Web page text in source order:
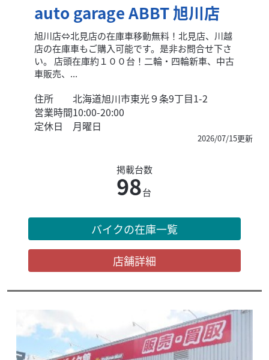
auto garage ABBT 旭川店
旭川店⇔北見店の在庫車移動無料！北見店、川越
店の在庫車もご購入可能です。是非お問合せ下さ
い。 店頭在庫約１００台！二輪・四輪新車、中古
車販売、...
住所
北海道旭川市東光９条9丁目1-2
営業時間10:00-20:00
定休日
月曜日
2026/07/15更新
掲載台数
98台
バイクの在庫一覧
店舗詳細